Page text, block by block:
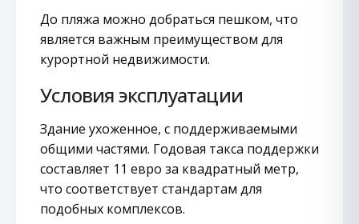
До пляжа можно добраться пешком, что
является важным преимуществом для
курортной недвижимости.
Условия эксплуатации
Здание ухоженное, с поддерживаемыми
общими частями. Годовая такса поддержки
составляет 11 евро за квадратный метр,
что соответствует стандартам для
подобных комплексов.